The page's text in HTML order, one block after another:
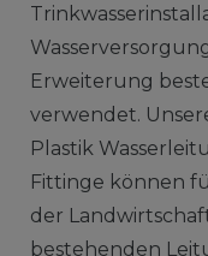
Erweiterung
verwendet.
Plastik
Fittinge können
der
bestehenden